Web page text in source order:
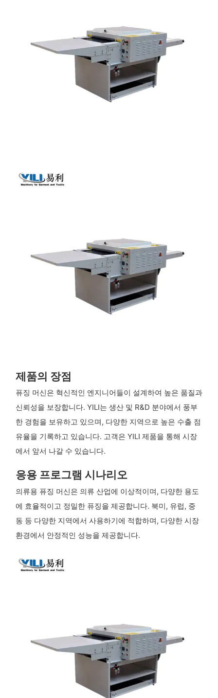
제품의 장점
퓨징 머신은 혁신적인 엔지니어들이 설계하여 높은 품질과
신뢰성을 보장합니다. YILI는 생산 및 R&D 분야에서 풍부
한 경험을 보유하고 있으며, 다양한 지역으로 높은 수출 점
유율을 기록하고 있습니다. 고객은 YILI 제품을 통해 시장
에서 앞서 나갈 수 있습니다.
응용 프로그램 시나리오
의류용 퓨징 머신은 의류 산업에 이상적이며, 다양한 용도
에 효율적이고 정밀한 퓨징을 제공합니다. 북미, 유럽, 중
동 등 다양한 지역에서 사용하기에 적합하며, 다양한 시장
환경에서 안정적인 성능을 제공합니다.